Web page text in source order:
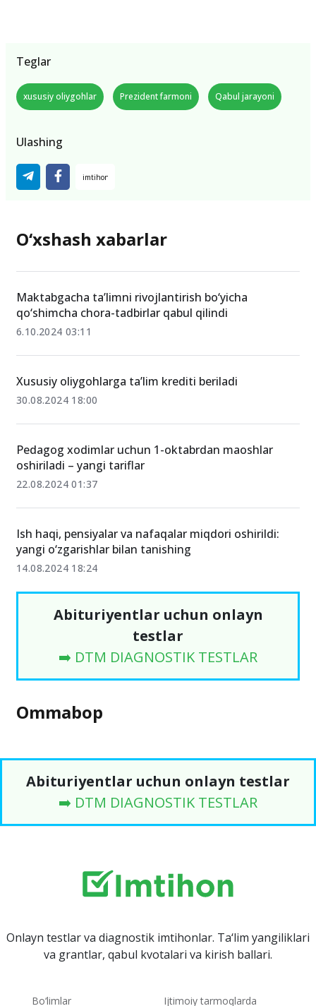
Teglar
xususiy oliygohlar Prezident farmoni Qabul jarayoni
Ulashing
O‘xshash xabarlar
Maktabgacha ta’limni rivojlantirish bo‘yicha
qo‘shimcha chora-tadbirlar qabul qilindi
6.10.2024 03:11
Xususiy oliygohlarga ta’lim krediti beriladi
30.08.2024 18:00
Pedagog xodimlar uchun 1-oktabrdan maoshlar
oshiriladi – yangi tariflar
22.08.2024 01:37
Ish haqi, pensiyalar va nafaqalar miqdori oshirildi:
yangi o‘zgarishlar bilan tanishing
14.08.2024 18:24
Abituriyentlar uchun onlayn
testlar
➡️ DTM DIAGNOSTIK TESTLAR
Ommabop
Abituriyentlar uchun onlayn testlar
➡️ DTM DIAGNOSTIK TESTLAR
Onlayn testlar va diagnostik imtihonlar. Ta‘lim yangiliklari
va grantlar, qabul kvotalari va kirish ballari.
Bo‘limlar Ijtimoiy tarmoqlarda